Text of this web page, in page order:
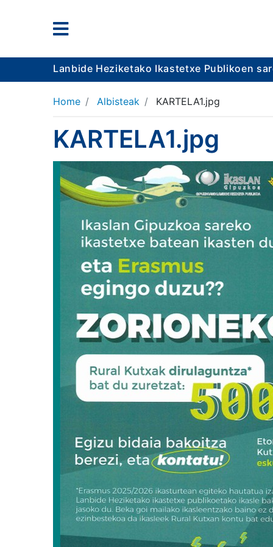
Lanbide Heziketako Ikastetxe Publikoen
Home Albisteak KARTELA1.jpg
KARTELA1.jpg